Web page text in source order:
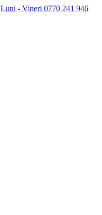
Luni - Vineri 0770 241 946